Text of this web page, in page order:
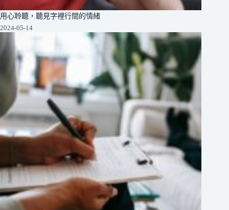
用心聆聽，聽見字裡行間的情緒
2024-05-14